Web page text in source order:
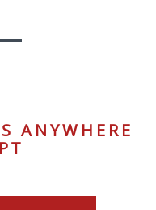
ANYWHERE